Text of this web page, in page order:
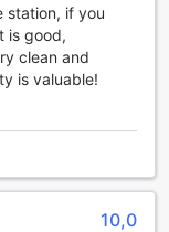
tarjoaa
nauttia
ovat
nauti
Tämä
hotellista
täydellistä
station, if you
is good,
clean and
is valuable!
10,0